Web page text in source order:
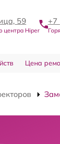
59
центра Hiper
+7
Цена